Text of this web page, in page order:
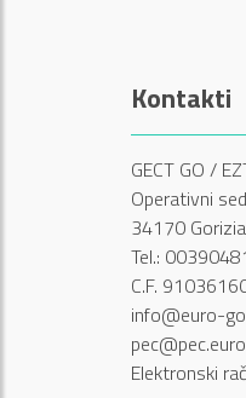
Kontakti
GECT GO /
Operativni
34170
Tel.:
C.F.
info@euro-
Elektronski